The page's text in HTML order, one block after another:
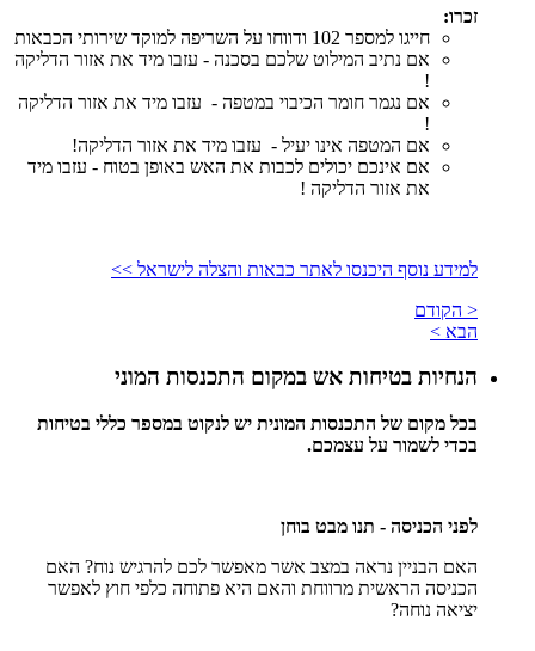
זכרו:
חייגו למספר 102 ודווחו על השריפה למוקד שירותי הכבאות
אם נתיב המילוט שלכם בסכנה - עזבו מיד את אזור הדליקה
!
אם נגמר חומר הכיבוי במטפה - עזבו מיד את אזור הדליקה
!
אם המטפה אינו יעיל - עזבו מיד את אזור הדליקה!
אם אינכם יכולים לכבות את האש באופן בטוח - עזבו מיד
את אזור הדליקה !
למידע נוסף היכנסו לאתר כבאות והצלה לישראל >>
< הקודם
הבא >
הנחיות בטיחות אש במקום התכנסות המוני
בכל מקום של התכנסות המונית יש לנקוט במספר כללי בטיחות
בכדי לשמור על עצמכם.
לפני הכניסה - תנו מבט בוחן
האם הבניין נראה במצב אשר מאפשר לכם להרגיש נוח? האם
הכניסה הראשית מרווחת והאם היא פתוחה כלפי חוץ לאפשר
יציאה נוחה?